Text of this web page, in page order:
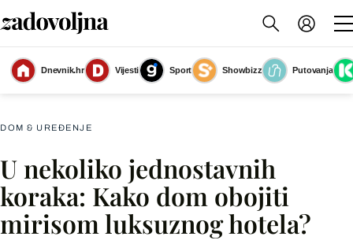
Dnevnik.hr Vijesti Sport Showbizz Putovanja
L'Occitane Cocon de Sérénité opuštajuća maglica s mirisom lavande,
cvijetova naranče i listića mente, 160,60 kn
(Foto: Zadovoljna.hr)
DOM & UREĐENJE
U nekoliko jednostavnih
koraka: Kako dom obojiti
mirisom luksuznog hotela?
Facebook